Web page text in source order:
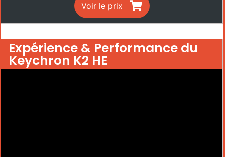
Voir le prix
Expérience & Performance du
Keychron K2 HE